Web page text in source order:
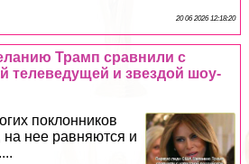
20 06 2026 12:18:20
Трамп сравнили с
телеведущей и звездой шоу-
поклонников
на нее равняются и